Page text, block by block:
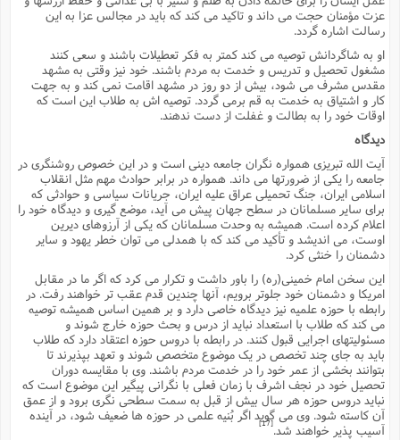
عزت مؤمنان حجت مى داند و تاکید مى کند که باید در مجالس عزا به این
رسالت اشاره گردد.
او به شاگردانش توصیه مى کند کمتر به فکر تعطیلات باشند و سعى کنند
مشغول تحصیل و تدریس و خدمت به مردم باشند. خود نیز وقتى به مشهد
مقدس مشرف مى شود، بیش از دو روز در مشهد اقامت نمى کند و به جهت
کار و اشتیاق به خدمت به قم برمى گردد. توصیه اش به طلاب این است که
اوقات خود را به بطالت و غفلت از دست ندهند.
دیدگاه
آیت الله تبریزى همواره نگران جامعه دینى است و در این خصوص روشنگرى در
جامعه را یکى از ضرورتها مى داند. همواره در برابر حوادث مهم مثل انقلاب
اسلامى ایران، جنگ تحمیلى عراق علیه ایران، جریانات سیاسى و حوادثى که
براى سایر مسلمانان در سطح جهان پیش مى آید، موضع گیرى و دیدگاه خود را
اعلام کرده است. همیشه به وحدت مسلمانان که یکى از آرزوهاى دیرین
اوست، مى اندیشد و تأکید مى کند که با همدلى مى توان خطر یهود و سایر
دشمنان را خنثى کرد.
این سخن امام خمینى(ره) را باور داشت و تکرار مى کرد که اگر ما در مقابل
امریکا و دشمنان خود جلوتر برویم، آنها چندین قدم عقب تر خواهند رفت. در
رابطه با حوزه علمیه نیز دیدگاه خاصى دارد و بر همین اساس همیشه توصیه
مى کند که طلاب با استعداد نباید از درس و بحث حوزه خارج شوند و
مسئولیتهاى اجرایى قبول کنند. در رابطه با دروس حوزه اعتقاد دارد که طلاب
باید به جاى چند تخصص در یک موضوع متخصص شوند و تعهد بپذیرند تا
بتوانند بخشى از عمر خود را در خدمت مردم باشند. وى با مقایسه دوران
تحصیل خود در نجف اشرف با زمان فعلى با نگرانى پیگیر این موضوع است که
نباید دروس حوزه هر سال بیش از قبل به سمت سطحى نگرى برود و از عمق
آن کاسته شود. وى مى گوید اگر بُنیه علمى در حوزه ها ضعیف شود، در آینده
آسیب پذیر خواهند شد.